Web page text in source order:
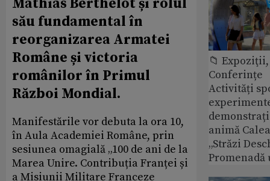
Mathias Berthelot și rolul
său fundamental în
reorganizarea Armatei
Române și victoria
românilor în Primul
Război Mondial.
Manifestările vor debuta la ora 10,
în Aula Academiei Române, prin
sesiunea omagială „100 de ani de la
Marea Unire. Contribuția Franței și
a Misiunii Militare Franceze
📁
Conferințe
Activități
animă
„Străzi
Promenadă